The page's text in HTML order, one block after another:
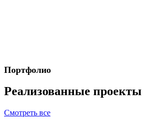
Портфолио
Реализованные проекты
Смотреть все